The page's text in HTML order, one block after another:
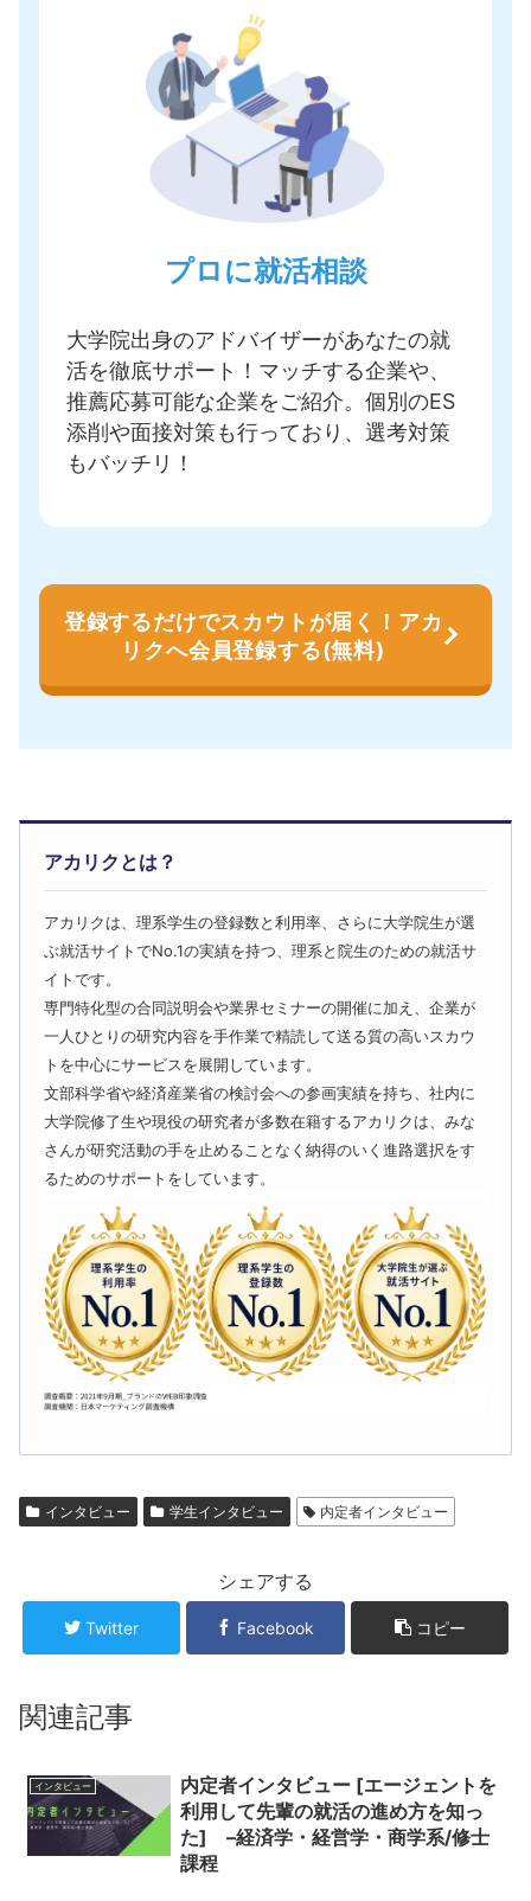
プロに就活相談
大学院出身のアドバイザーがあなたの就
活を徹底サポート！ マッチする企業や、
推薦応募可能な企業をご紹介。個別のES
添削や面接対策も行っており、選考対策
もバッチリ！
登録するだけでスカウトが届く！アカ
リクへ会員登録する(無料)
アカリクとは？
アカリクは、理系学生の登録数と利用率、さらに大学院生が選
ぶ就活サイトでNo.1の実績を持つ、理系と院生のための就活サ
イトです。
専門特化型の合同説明会や業界セミナーの開催に加え、企業が
一人ひとりの研究内容を手作業で精読して送る質の高いスカウ
トを中心にサービスを展開しています。
文部科学省や経済産業省の検討会への参画実績を持ち、社内に
大学院修了生や現役の研究者が多数在籍するアカリクは、みな
さんが研究活動の手を止めることなく納得のいく進路選択をす
るためのサポートをしています。
インタビュー 学生インタビュー 内定者インタビュー
シェアする
Twitter Facebook コピー
関連記事
インタビュー
内定者インタビュー [エージェントを
利用して先輩の就活の進め方を知っ
た] –経済学・経営学・商学系/修士
課程